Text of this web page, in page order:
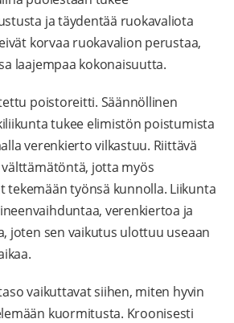
ja täydentää ruokavaliota
korvaa ruokavalion perustaa,
laajempaa kokonaisuutta.
poistoreitti. Säännöllinen
tukee elimistön poistumista
verenkierto vilkastuu. Riittävä
jotta myös
tekemään työnsä kunnolla. Liikunta
verenkiertoa ja
joten sen vaikutus ulottuu useaan
vaikuttavat siihen, miten hyvin
kuormitusta. Kroonisesti